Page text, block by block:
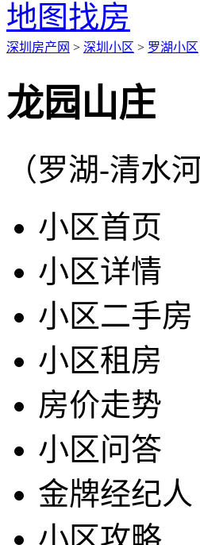
地图找房
深圳房产网 > 深圳小区 > 罗湖小区
龙园山庄
（罗湖-清水
小区首页
小区详情
小区二手房
小区租房
房价走势
小区问答
金牌经纪人
小区攻略